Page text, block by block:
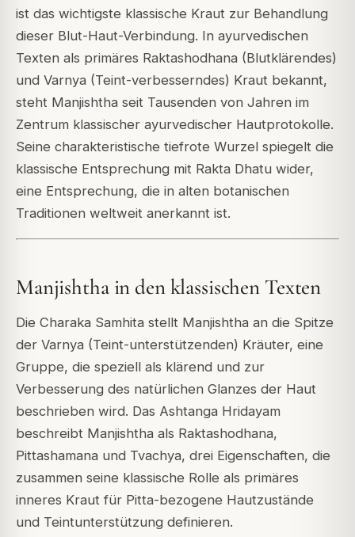
ist das wichtigste klassische Kraut zur Behandlung
dieser Blut-Haut-Verbindung. In ayurvedischen
Texten als primäres Raktashodhana (Blutklärendes)
und Varnya (Teint-verbesserndes) Kraut bekannt,
steht Manjishtha seit Tausenden von Jahren im
Zentrum klassischer ayurvedischer Hautprotokolle.
Seine charakteristische tiefrote Wurzel spiegelt die
klassische Entsprechung mit Rakta Dhatu wider,
eine Entsprechung, die in alten botanischen
Traditionen weltweit anerkannt ist.
Manjishtha in den klassischen Texten
Die Charaka Samhita stellt Manjishtha an die Spitze
der Varnya (Teint-unterstützenden) Kräuter, eine
Gruppe, die speziell als klärend und zur
Verbesserung des natürlichen Glanzes der Haut
beschrieben wird. Das Ashtanga Hridayam
beschreibt Manjishtha als Raktashodhana,
Pittashamana und Tvachya, drei Eigenschaften, die
zusammen seine klassische Rolle als primäres
inneres Kraut für Pitta-bezogene Hautzustände
und Teintunterstützung definieren.